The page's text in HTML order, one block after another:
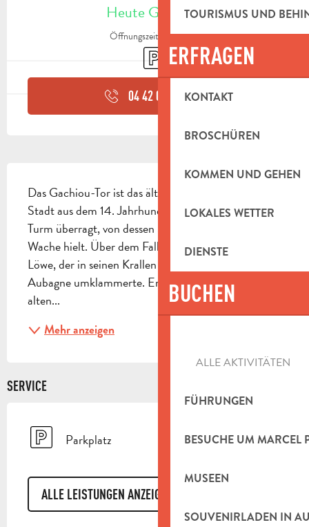
TOURISMUS UND
ERFRAGEN
KONTAKT
BROSCHÜREN
KOMMEN UND GEHEN
LOKALES WETTER
DIENSTE
BUCHEN
ALLE AKTIVITÄTEN
FÜHRUNGEN
BESUCHE UM MARCEL
MUSEEN
SOUVENIRLADEN IN
Heute Geöffnet
Öffnungszeiten ansehen
Parkplatz
04 42 03 49▒▒
Das Gachiou-Tor ist das älteste Überbleibsel der
Stadt aus dem 14. Jahrhundert. Es wurde von einem
Turm überragt, von dessen Spitze aus ein Wächter
Wache hielt. Über dem Fallgitter stand ein kleiner
Löwe, der in seinen Krallen das Wappen von
Aubagne umklammerte. Er ist der einzige Turm der
alten...
Mehr anzeigen
SERVICE
Parkplatz
ALLE LEISTUNGEN ANZEIGEN